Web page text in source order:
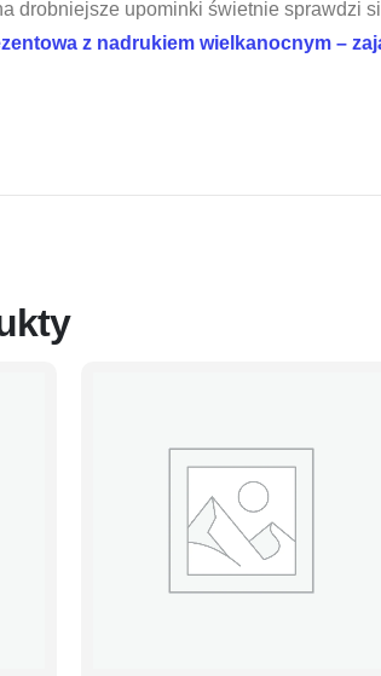
drobniejsze upominki świetnie sprawdzi
z nadrukiem wielkanocnym –